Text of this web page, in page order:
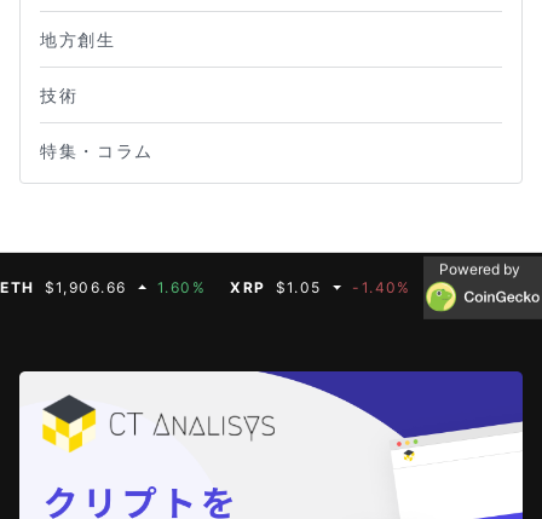
地方創生
技術
特集・コラム
$1,906.66 1.60% XRP $1.05 -1.40% BNB $592.50
Powered by